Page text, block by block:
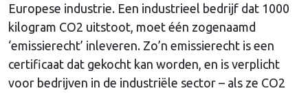
Europese industrie. Een industrieel bedrijf dat 1000
kilogram CO2 uitstoot, moet één zogenaamd
‘emissierecht’ inleveren. Zo’n emissierecht is een
certificaat dat gekocht kan worden, en is verplicht
voor bedrijven in de industriële sector – als ze CO2